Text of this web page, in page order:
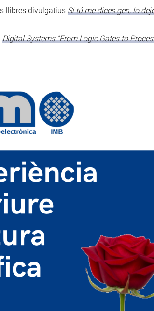
llibres divulgatius Si tú me dices gen, lo
Digital Systems "From Logic Gates to